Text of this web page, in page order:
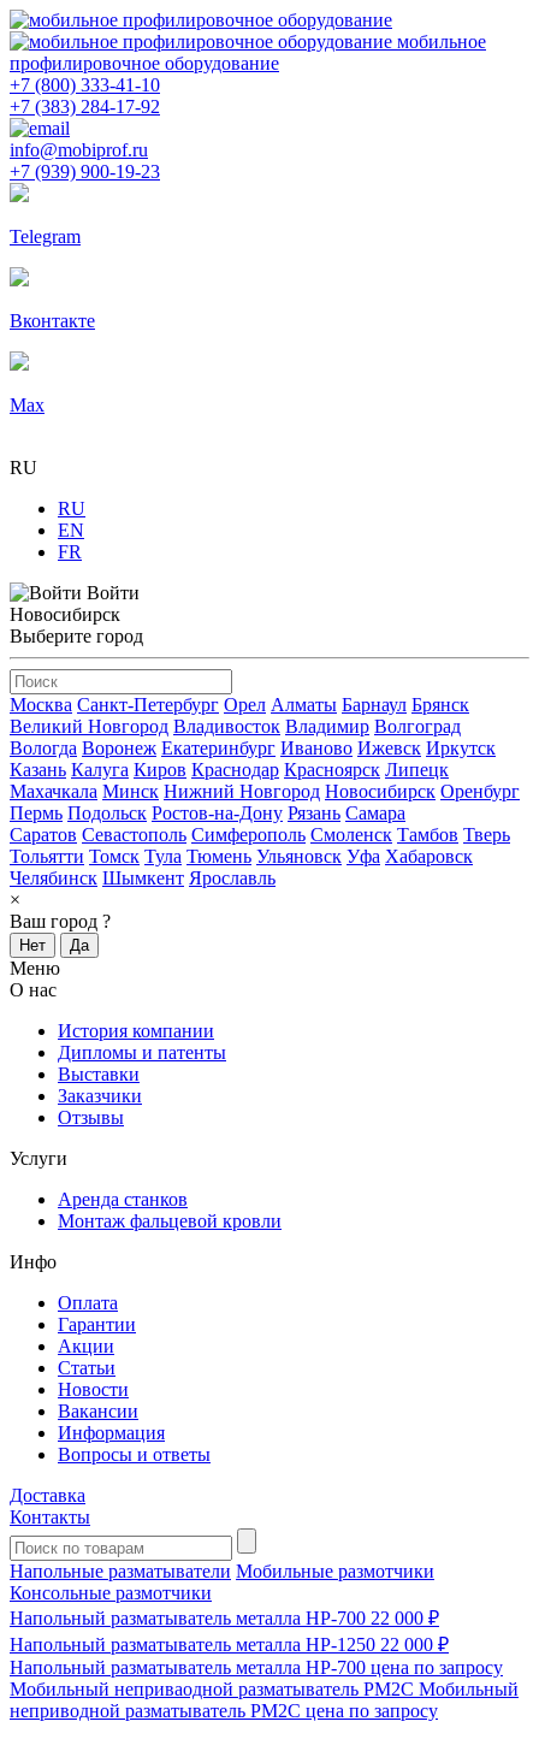
мобильное
профилировочное оборудование
+7 (800) 333-41-10
+7 (383) 284-17-92
info@mobiprof.ru
+7 (939) 900-19-23
Telegram
Вконтакте
Max
RU
RU
EN
FR
Войти
Новосибирск
Выберите город
Москва Санкт-Петербург Орел Алматы Барнаул Брянск
Великий Новгород Владивосток Владимир Волгоград
Вологда Воронеж Екатеринбург Иваново Ижевск Иркутск
Казань Калуга Киров Краснодар Красноярск Липецк
Махачкала Минск Нижний Новгород Новосибирск Оренбург
Пермь Подольск Ростов-на-Дону Рязань Самара
Саратов Севастополь Симферополь Смоленск Тамбов Тверь
Тольятти Томск Тула Тюмень Ульяновск Уфа Хабаровск
Челябинск Шымкент Ярославль
×
Ваш город ?
Нет Да
Меню
О нас
История компании
Дипломы и патенты
Выставки
Заказчики
Отзывы
Услуги
Аренда станков
Монтаж фальцевой кровли
Инфо
Оплата
Гарантии
Акции
Статьи
Новости
Вакансии
Информация
Вопросы и ответы
Доставка
Контакты
Напольные разматыватели Мобильные размотчики
Консольные размотчики
Напольный разматыватель металла HP-700 22 000 ₽
Напольный разматыватель металла HP-1250 22 000 ₽
Напольный разматыватель металла HP-700 цена по запросу
Мобильный непривaодной разматыватель РМ2С Мобильный
неприводной разматыватель РМ2С цена по запросу